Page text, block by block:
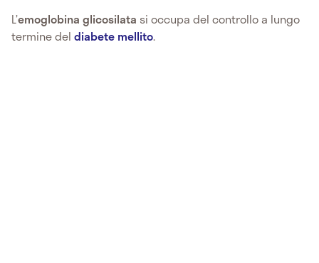
L’emoglobina glicosilata si occupa del controllo a lungo
termine del diabete mellito.